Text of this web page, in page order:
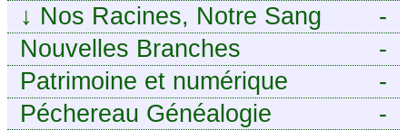
-
↓ Nos Racines, Notre Sang
-
Nouvelles Branches
-
Patrimoine et numérique
-
Péchereau Généalogie